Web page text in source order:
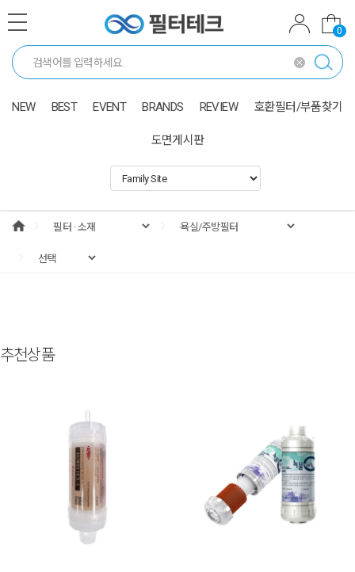
0
NEW BEST EVENT BRANDS REVIEW 호환필터/부품찾기
도면게시판
추천상품